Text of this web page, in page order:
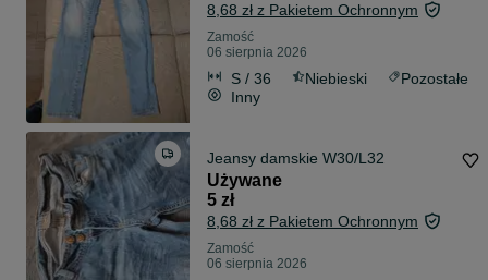
8,68 zł z Pakietem Ochronnym
Zamość
06 sierpnia 2026
S / 36 Niebieski
Pozostałe
Inny
Jeansy damskie W30/L32
Używane
5 zł
8,68 zł z Pakietem Ochronnym
Zamość
06 sierpnia 2026